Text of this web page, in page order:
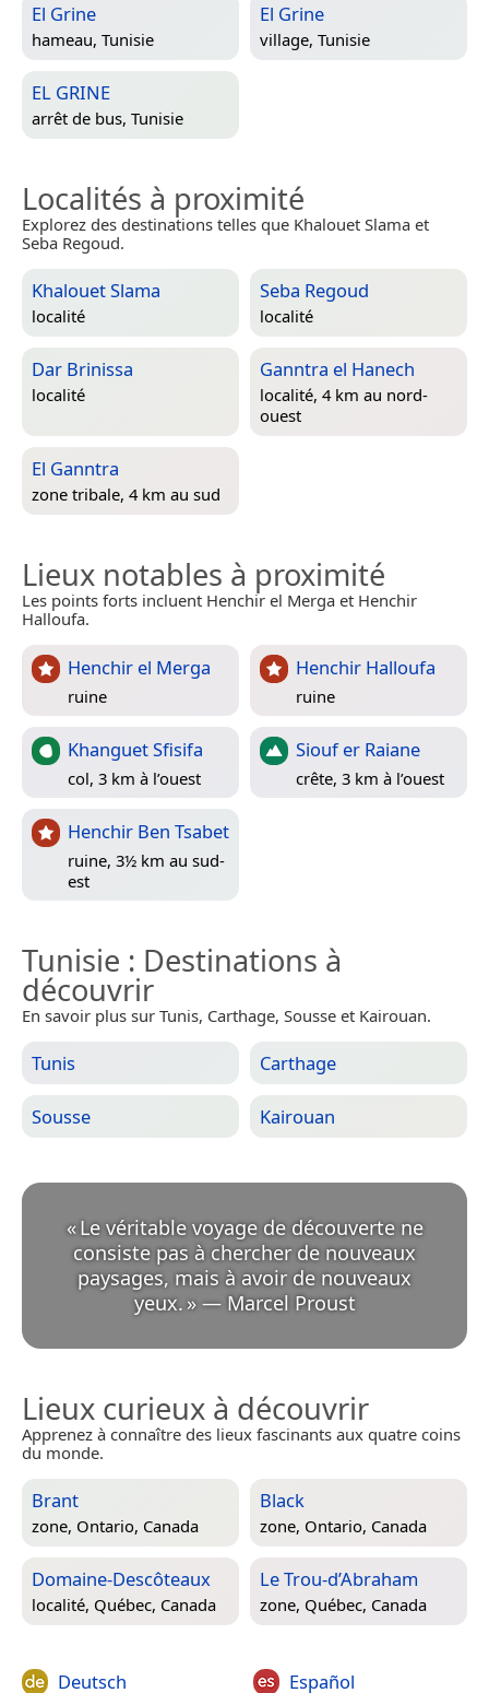
El Grine
hameau, Tunisie
El Grine
village, Tunisie
EL GRINE
arrêt de bus, Tunisie
Localités à proximité
Explorez des destinations telles que Khalouet Slama et
Seba Regoud.
Khalouet Slama
localité
Seba Regoud
localité
Dar Brinissa
localité
Ganntra el Hanech
localité, 4 km au nord-
ouest
El Ganntra
zone tribale, 4 km au sud
Lieux notables à proximité
Les points forts incluent Henchir el Merga et Henchir
Halloufa.
Henchir el Merga
ruine
Henchir Halloufa
ruine
Khanguet Sfisifa
col, 3 km à l’ouest
Siouf er Raiane
crête, 3 km à l’ouest
Henchir Ben Tsabet
ruine, 3½ km au sud-
est
Tunisie : Destinations à
découvrir
En savoir plus sur Tunis, Carthage, Sousse et Kairouan.
Tunis Carthage
Sousse Kairouan
«Le véritable voyage de découverte ne
consiste pas à chercher de nouveaux
paysages, mais à avoir de nouveaux
yeux. » — Marcel Proust
Lieux curieux à découvrir
Apprenez à connaître des lieux fascinants aux quatre coins
du monde.
Brant
zone, Ontario, Canada
Black
zone, Ontario, Canada
Domaine-Descôteaux
localité, Québec, Canada
Le Trou-d’Abraham
zone, Québec, Canada
Deutsch Español